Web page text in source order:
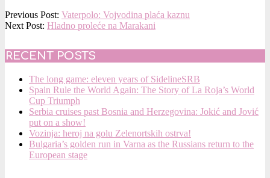
2018-
02-
Previous Post: Vaterpolo: Vojvodina plaća kaznu
Next Post: Hladno proleće na Marakani
RECENT POSTS
The long game: eleven years of SidelineSRB
Spain Rule the World Again: The Story of La Roja’s World
Cup Triumph
Serbia cruises past Bosnia and Herzegovina: Jokić and Jović
put on a show!
Vozinja: heroj na golu Zelenortskih ostrva!
Bulgaria’s golden run in Varna as the Russians return to the
European stage